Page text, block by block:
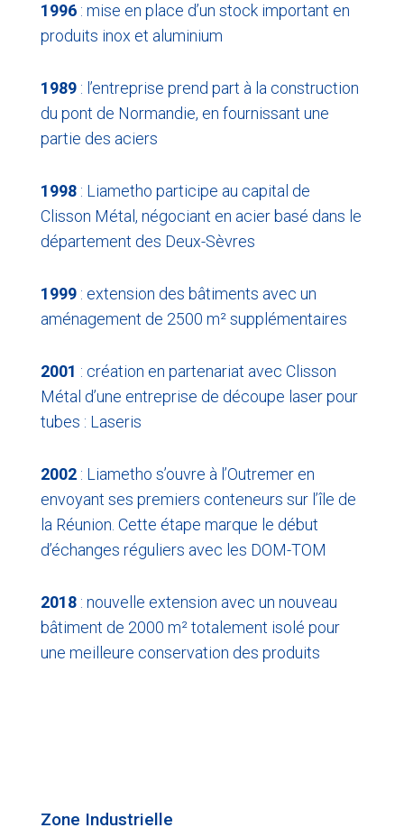
1996: mise en place d’un stock important en
produits inox et aluminium
1989: l’entreprise prend part à la construction
du pont de Normandie, en fournissant une
partie des aciers
1998: Liametho participe au capital de
Clisson Métal, négociant en acier basé dans le
département des Deux-Sèvres
1999: extension des bâtiments avec un
aménagement de 2500 m² supplémentaires
2001 : création en partenariat avec Clisson
Métal d’une entreprise de découpe laser pour
tubes : Laseris
2002: Liametho s’ouvre à l’Outremer en
envoyant ses premiers conteneurs sur l’île de
la Réunion. Cette étape marque le début
d’échanges réguliers avec les DOM-TOM
2018: nouvelle extension avec un nouveau
bâtiment de 2000 m² totalement isolé pour
une meilleure conservation des produits
Zone Industrielle